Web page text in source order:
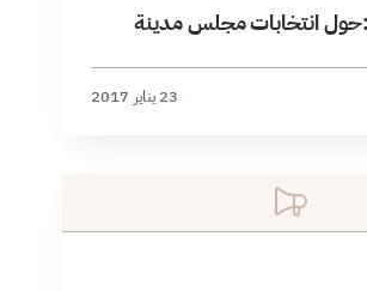
انتخابات مجلس مدينة
23 يناير 2017